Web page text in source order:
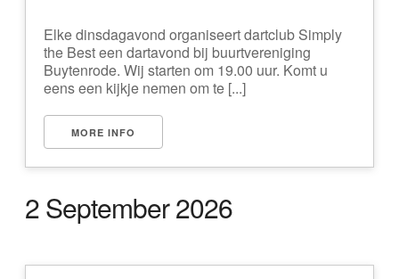
Elke dinsdagavond organiseert dartclub Simply
the Best een dartavond bij buurtvereniging
Buytenrode. Wij starten om 19.00 uur. Komt u
eens een kijkje nemen om te [...]
MORE INFO
2 September 2026